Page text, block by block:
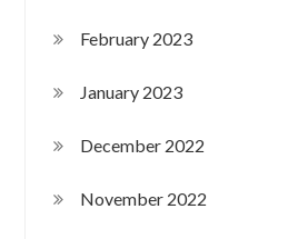
February 2023
January 2023
December 2022
November 2022